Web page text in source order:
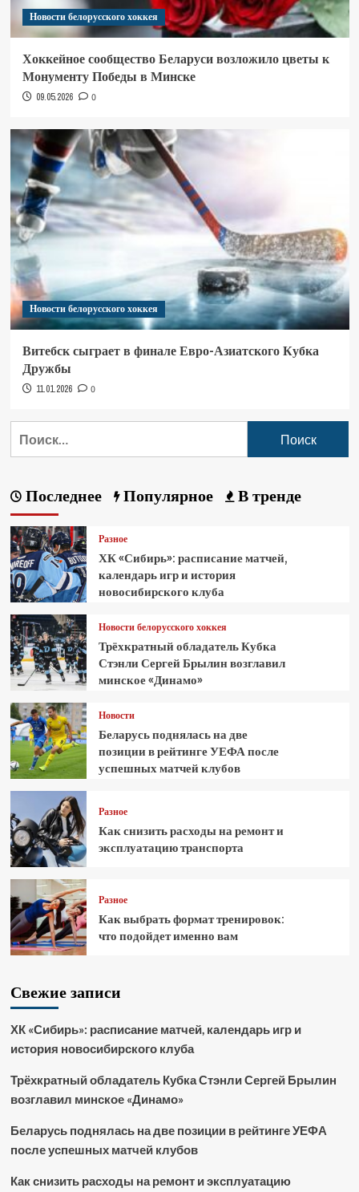
Новости белорусского хоккея
Хоккейное сообщество Беларуси возложило цветы к
Монументу Победы в Минске
09.05.2026 0
Новости белорусского хоккея
Витебск сыграет в финале Евро-Азиатского Кубка
Дружбы
11.01.2026 0
Последнее Популярное В тренде
Разное
ХК «Сибирь»: расписание матчей,
календарь игр и история
новосибирского клуба
Новости белорусского хоккея
Трёхкратный обладатель Кубка
Стэнли Сергей Брылин возглавил
минское «Динамо»
Новости
Беларусь поднялась на две
позиции в рейтинге УЕФА после
успешных матчей клубов
Разное
Как снизить расходы на ремонт и
эксплуатацию транспорта
Разное
Как выбрать формат тренировок:
что подойдет именно вам
Свежие записи
ХК «Сибирь»: расписание матчей, календарь игр и
история новосибирского клуба
Трёхкратный обладатель Кубка Стэнли Сергей Брылин
возглавил минское «Динамо»
Беларусь поднялась на две позиции в рейтинге УЕФА
после успешных матчей клубов
Как снизить расходы на ремонт и эксплуатацию